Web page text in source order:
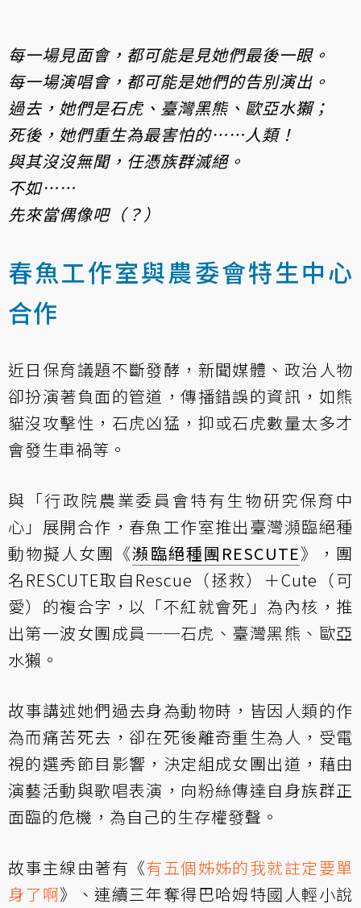
每一場見面會，都可能是見她們最後一眼。
每一場演唱會，都可能是她們的告別演出。
過去，她們是石虎、臺灣黑熊、歐亞水獺；
死後，她們重生為最害怕的……人類！
與其沒沒無聞，任憑族群滅絕。
不如……
先來當偶像吧（？）
春魚工作室與農委會特生中心
合作
近日保育議題不斷發酵，新聞媒體、政治人物
卻扮演著負面的管道，傳播錯誤的資訊，如熊
貓沒攻擊性，石虎凶猛，抑或石虎數量太多才
會發生車禍等。
與「行政院農業委員會特有生物研究保育中
心」展開合作，春魚工作室推出臺灣瀕臨絕種
動物擬人女團《瀕臨絕種團RESCUTE》，團
名RESCUTE取自Rescue（拯救）＋Cute（可
愛）的複合字，以「不紅就會死」為內核，推
出第一波女團成員──石虎、臺灣黑熊、歐亞
水獺。
故事講述她們過去身為動物時，皆因人類的作
為而痛苦死去，卻在死後離奇重生為人，受電
視的選秀節目影響，決定組成女團出道，藉由
演藝活動與歌唱表演，向粉絲傳達自身族群正
面臨的危機，為自己的生存權發聲。
故事主線由著有《有五個姊姊的我就註定要單
身了啊》、連續三年奪得巴哈姆特國人輕小說